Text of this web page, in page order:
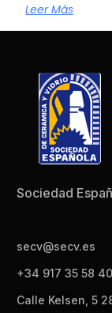
Leer Más
Sociedad
secv@secv.es
+34 917 35 58 40
Calle Kelsen, 5